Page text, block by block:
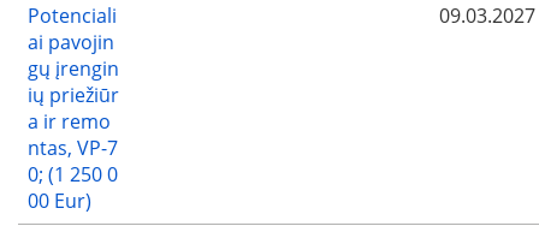
Potenciali
ai pavojin
gų įrengin
ių priežiūr
a ir remo
ntas, VP-7
0; (1 250 0
00 Eur)
09.03.2027